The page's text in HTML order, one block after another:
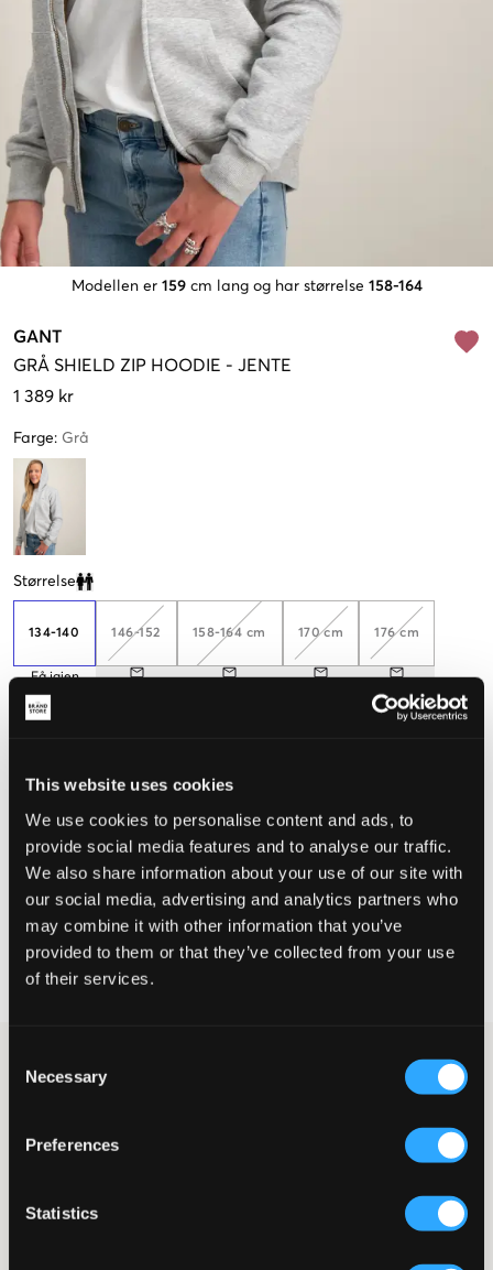
This website uses cookies
We use cookies to personalise content and ads, to
provide social media features and to analyse our traffic.
We also share information about your use of our site with
our social media, advertising and analytics partners who
may combine it with other information that you’ve
provided to them or that they’ve collected from your use
of their services.
Selection
Necessary
Preferences
Statistics
Modellen er 159 cm lang og har størrelse 158-164
GANT
GRÅ SHIELD ZIP HOODIE - JENTE
1 389 kr
Farge: Grå
Størrelse
Clone modal
134-140
Få igjen
146-152 158-164 cm 170 cm 176 cm
Liten Riktig
STØRRELSESTABELL
VELG EN STØRRELSE
Rask levering
Fri frakt over 999 kr
Lys grå zip-hoodie fra Gant. På siden av glidelåsen er det
lommer. Passformen er normal. Merkets logo er brodert og
ved ermeendene. En zip-hoodie er et allsidig plagg som
fungerer godt til skole, fritid og trening. Hoodien kan enkelt
Zip-hoodie